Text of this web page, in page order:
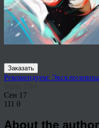
Заказать
Рекомендуем:
Сен 17
111 0
About the author